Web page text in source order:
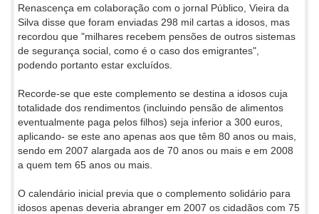
Renascença em colaboração com o jornal Público, Vieira da
Silva disse que foram enviadas 298 mil cartas a idosos, mas
recordou que "milhares recebem pensões de outros sistemas
de segurança social, como é o caso dos emigrantes",
podendo portanto estar excluídos.
Recorde-se que este complemento se destina a idosos cuja
totalidade dos rendimentos (incluindo pensão de alimentos
eventualmente paga pelos filhos) seja inferior a 300 euros,
aplicando- se este ano apenas aos que têm 80 anos ou mais,
sendo em 2007 alargada aos de 70 anos ou mais e em 2008
a quem tem 65 anos ou mais.
O calendário inicial previa que o complemento solidário para
idosos apenas deveria abranger em 2007 os cidadãos com 75